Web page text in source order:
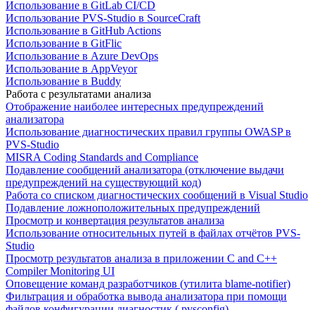
Использование в GitLab CI/CD
Использование PVS-Studio в SourceCraft
Использование в GitHub Actions
Использование в GitFlic
Использование в Azure DevOps
Использование в AppVeyor
Использование в Buddy
Работа с результатами анализа
Отображение наиболее интересных предупреждений
анализатора
Использование диагностических правил группы OWASP в
PVS-Studio
MISRA Coding Standards and Compliance
Подавление сообщений анализатора (отключение выдачи
предупреждений на существующий код)
Работа со списком диагностических сообщений в Visual Studio
Подавление ложноположительных предупреждений
Просмотр и конвертация результатов анализа
Использование относительных путей в файлах отчётов PVS-
Studio
Просмотр результатов анализа в приложении C and C++
Compiler Monitoring UI
Оповещение команд разработчиков (утилита blame-notifier)
Фильтрация и обработка вывода анализатора при помощи